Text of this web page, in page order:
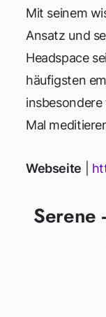
Mit seinem
Ansatz und
Headspace
häufigsten
Mal
Webseite
Serene